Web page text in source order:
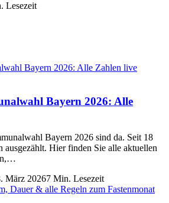
Lesezeit
Bayern 2026: Alle
Bayern 2026 sind da. Seit 18
ausgezählt. Hier finden Sie alle aktuellen
März 20267 Min. Lesezeit